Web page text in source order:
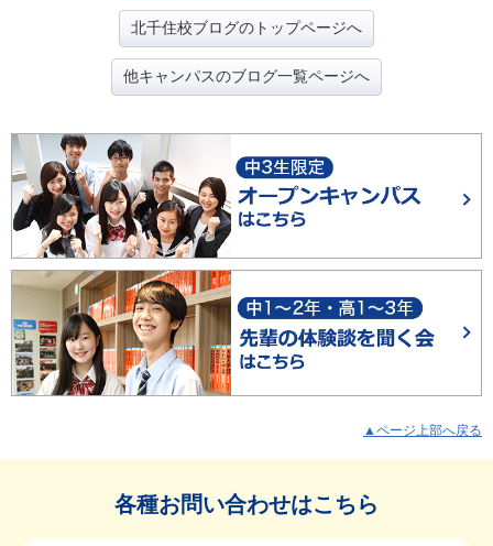
北千住校ブログのトップページへ
他キャンパスのブログ一覧ページへ
▲ページ上部へ戻る
各種お問い合わせはこちら